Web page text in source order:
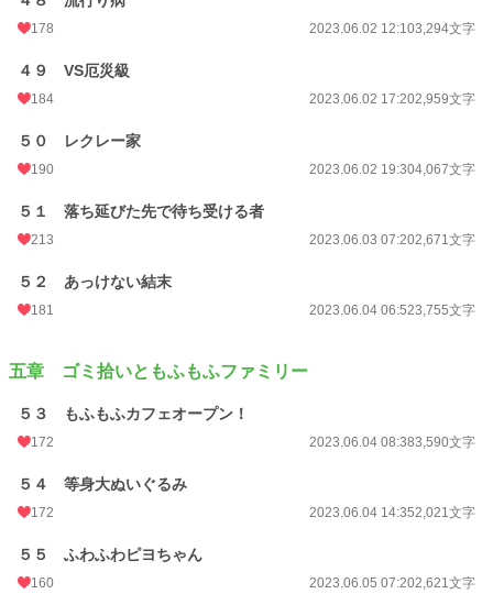
178 2023.06.02 12:103,294文字
４９ VS厄災級
184 2023.06.02 17:202,959文字
５０ レクレー家
190 2023.06.02 19:304,067文字
５１ 落ち延びた先で待ち受ける者
213 2023.06.03 07:202,671文字
５２ あっけない結末
181 2023.06.04 06:523,755文字
五章 ゴミ拾いともふもふファミリー
５３ もふもふカフェオープン！
172 2023.06.04 08:383,590文字
５４ 等身大ぬいぐるみ
172 2023.06.04 14:352,021文字
５５ ふわふわピヨちゃん
160 2023.06.05 07:202,621文字